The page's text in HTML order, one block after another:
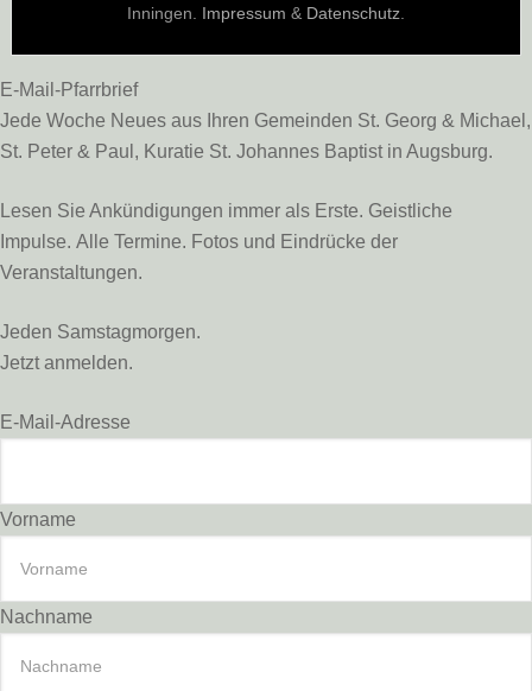
Inningen. Impressum & Datenschutz.
E-Mail-Pfarrbrief
Jede Woche Neues aus Ihren Gemeinden St. Georg & Michael,
St. Peter & Paul, Kuratie St. Johannes Baptist in Augsburg.
Lesen Sie Ankündigungen immer als Erste. Geistliche
Impulse. Alle Termine. Fotos und Eindrücke der
Veranstaltungen.
Jeden Samstagmorgen.
Jetzt anmelden.
E-Mail-Adresse
Vorname
Nachname